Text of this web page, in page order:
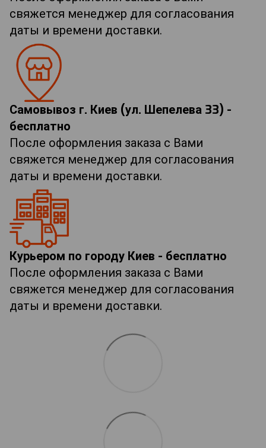
свяжется менеджер для согласования
даты и времени доставки.
Самовывоз г. Киев (ул. Шепелева 33) -
бесплатно
После оформления заказа с Вами
свяжется менеджер для согласования
даты и времени доставки.
Курьером по городу Киев - бесплатно
После оформления заказа с Вами
свяжется менеджер для согласования
даты и времени доставки.